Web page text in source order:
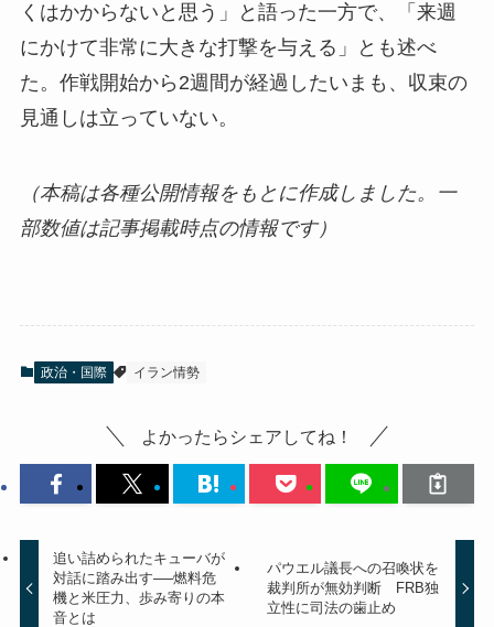
くはかからないと思う」と語った一方で、「来週
にかけて非常に大きな打撃を与える」とも述べ
た。作戦開始から2週間が経過したいまも、収束の
見通しは立っていない。
（本稿は各種公開情報をもとに作成しました。一
部数値は記事掲載時点の情報です）
政治・国際 イラン情勢
よかったらシェアしてね！
追い詰められたキューバが
対話に踏み出す──燃料危
機と米圧力、歩み寄りの本
音とは
パウエル議長への召喚状を
裁判所が無効判断 FRB独
立性に司法の歯止め